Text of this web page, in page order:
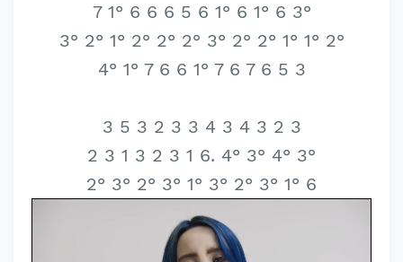
7 1° 6 6 6 5 6 1° 6 1° 6 3°
3° 2° 1° 2° 2° 2° 3° 2° 2° 1° 1° 2°
4° 1° 7 6 6 1° 7 6 7 6 5 3
3 5 3 2 3 3 4 3 4 3 2 3
2 3 1 3 2 3 1 6. 4° 3° 4° 3°
2° 3° 2° 3° 1° 3° 2° 3° 1° 6